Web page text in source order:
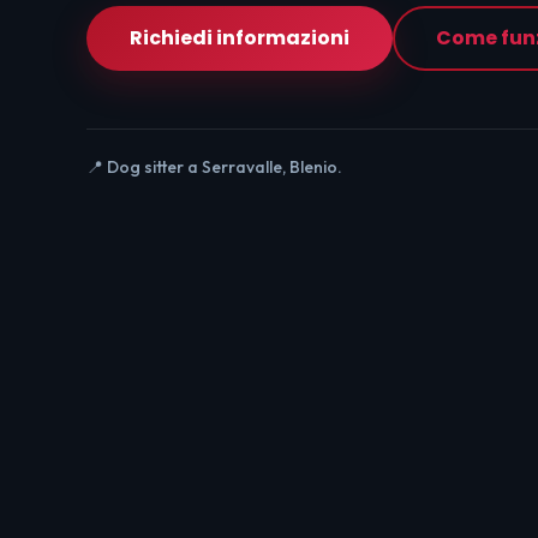
Richiedi informazioni Come
📍 Dog sitter a Serravalle, Blenio.